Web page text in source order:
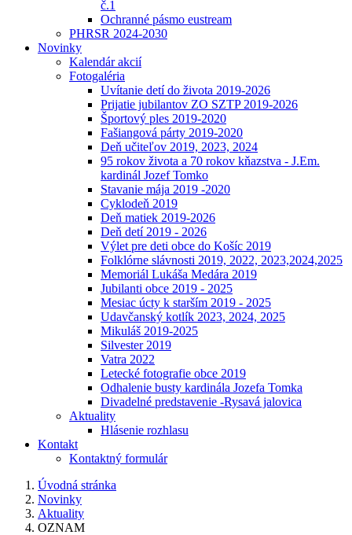
č.1
Ochranné pásmo eustream
PHRSR 2024-2030
Novinky
Kalendár akcií
Fotogaléria
Uvítanie detí do života 2019-2026
Prijatie jubilantov ZO SZTP 2019-2026
Športový ples 2019-2020
Fašiangová párty 2019-2020
Deň učiteľov 2019, 2023, 2024
95 rokov života a 70 rokov kňazstva - J.Em.
kardinál Jozef Tomko
Stavanie mája 2019 -2020
Cyklodeň 2019
Deň matiek 2019-2026
Deň detí 2019 - 2026
Výlet pre deti obce do Košíc 2019
Folklórne slávnosti 2019, 2022, 2023,2024,2025
Memoriál Lukáša Medára 2019
Jubilanti obce 2019 - 2025
Mesiac úcty k starším 2019 - 2025
Udavčanský kotlík 2023, 2024, 2025
Mikuláš 2019-2025
Silvester 2019
Vatra 2022
Letecké fotografie obce 2019
Odhalenie busty kardinála Jozefa Tomka
Divadelné predstavenie -Rysavá jalovica
Aktuality
Hlásenie rozhlasu
Kontakt
Kontaktný formulár
Úvodná stránka
Novinky
Aktuality
OZNAM